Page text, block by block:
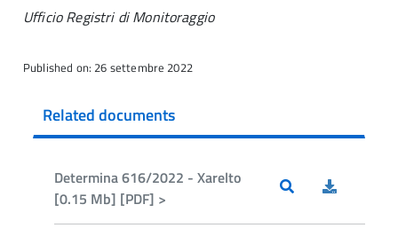
Ufficio Registri di Monitoraggio
Published on: 26 settembre 2022
Related documents
Determina 616/2022 - Xarelto
[0.15 Mb] [PDF] >